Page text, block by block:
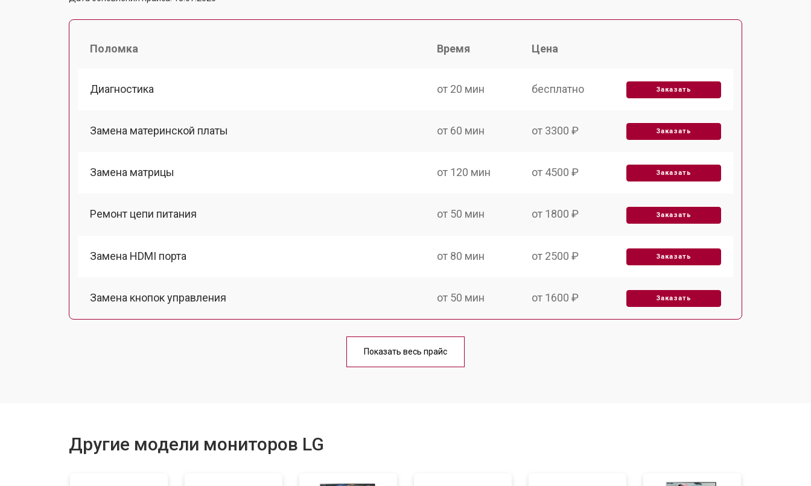
Поломка Время Цена
Диагностика от 20 мин бесплатно Заказать
Замена материнской платы от 60 мин от 3300 ₽ Заказать
Замена матрицы от 120 мин от 4500 ₽ Заказать
Ремонт цепи питания от 50 мин от 1800 ₽ Заказать
Замена HDMI порта от 80 мин от 2500 ₽ Заказать
Замена кнопок управления от 50 мин от 1600 ₽ Заказать
от 80 мин
Показать весь прайс
Другие модели мониторов LG